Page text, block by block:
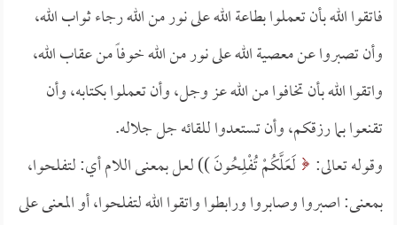
فاتقوا الله بأن تعملوا بطاعة الله على نور من الله رجاء ثواب الله،
وأن تصبروا عن معصية الله على نور من الله خوفاً من عقاب الله،
واتقوا الله بأن تخافوا من الله عز وجل، وأن تعملوا بكتابه، وأن
تقنعوا بما رزقكم، وأن تستعدوا للقائه جل جلاله.
وقوله تعالى: لَعَلَّكُمْ تُفْلِحُونَ )) لعل بمعنى اللام أي: لتفلحوا،
بمعنى: اصبروا وصابروا ورابطوا واتقوا الله لتفلحوا، أو المعنى على